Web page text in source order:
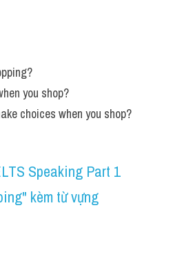
you shop?
choices when you shop?
Speaking Part 1
kèm từ vựng